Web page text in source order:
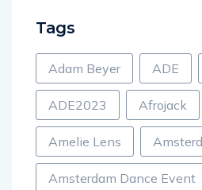
Tags
Adam Beyer ADE
ADE2023 Afrojack
Amelie Lens
Amsterdam Dance Event